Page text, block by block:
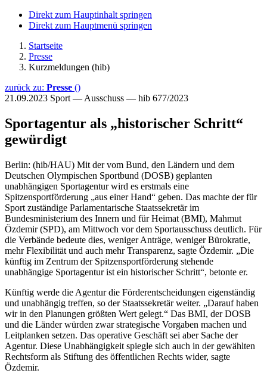
Direkt zum Hauptinhalt springen
Direkt zum Hauptmenü springen
Startseite
Presse
Kurzmeldungen (hib)
zurück zu: Presse ()
21.09.2023 Sport — Ausschuss — hib 677/2023
Sportagentur als „historischer Schritt“
gewürdigt
Berlin: (hib/HAU) Mit der vom Bund, den Ländern und dem
Deutschen Olympischen Sportbund (DOSB) geplanten
unabhängigen Sportagentur wird es erstmals eine
Spitzensportförderung „aus einer Hand“ geben. Das machte der für
Sport zuständige Parlamentarische Staatssekretär im
Bundesministerium des Innern und für Heimat (BMI), Mahmut
Özdemir (SPD), am Mittwoch vor dem Sportausschuss deutlich. Für
die Verbände bedeute dies, weniger Anträge, weniger Bürokratie,
mehr Flexibilität und auch mehr Transparenz, sagte Özdemir. „Die
künftig im Zentrum der Spitzensportförderung stehende
unabhängige Sportagentur ist ein historischer Schritt“, betonte er.
Künftig werde die Agentur die Förderentscheidungen eigenständig
und unabhängig treffen, so der Staatssekretär weiter. „Darauf haben
wir in den Planungen größten Wert gelegt.“ Das BMI, der DOSB
und die Länder würden zwar strategische Vorgaben machen und
Leitplanken setzen. Das operative Geschäft sei aber Sache der
Agentur. Diese Unabhängigkeit spiegle sich auch in der gewählten
Rechtsform als Stiftung des öffentlichen Rechts wider, sagte
Özdemir.